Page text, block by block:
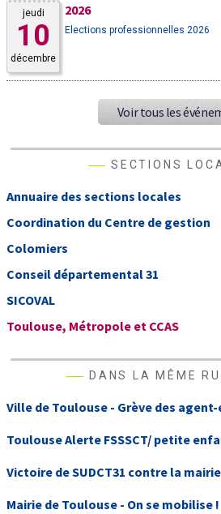
jeudi
10
décembre
2026
Elections professionnelles 2026
Voir tous les
SECTIONS
Annuaire des sections locales
Coordination du Centre de gestion
Colomiers
Conseil départemental 31
SICOVAL
Toulouse, Métropole et CCAS
DANS LA MÊME
Ville de Toulouse - Grève des agent-
Toulouse Alerte FSSSCT/ petite
Victoire de SUDCT31 contre la
Mairie de Toulouse - On se mobilise !